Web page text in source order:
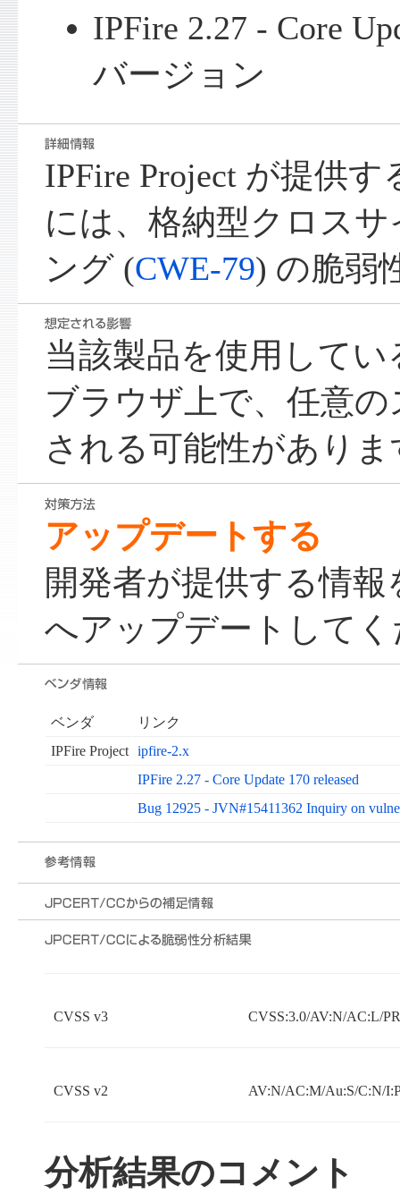
IPFire 2.27 - Core
バージョン
IPFire Project が提供す
には、格納型クロス
ング (CWE-79) の脆弱
当該製品を使用して
ブラウザ上で、任意
される可能性がありま
アップデートする
開発者が提供する情
へアップデートして
ベンダ
リンク
IPFire Project
ipfire-2.x
IPFire 2.27 - Core Update 170 released
Bug 12925 - JVN#15411362 Inquiry on
CVSS v3 CVSS:3.0/AV:N/AC:L/
CVSS v2 AV:N/AC:M/Au:S/C:N/
分析結果のコメント